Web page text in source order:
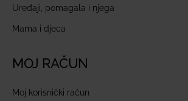
Uređaji, pomagala i njega
Mama i djeca
MOJ RAČUN
Moj korisnički račun